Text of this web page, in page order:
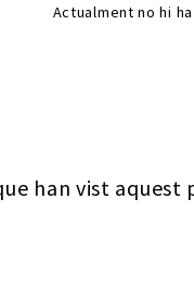
Actualment no hi
han vist